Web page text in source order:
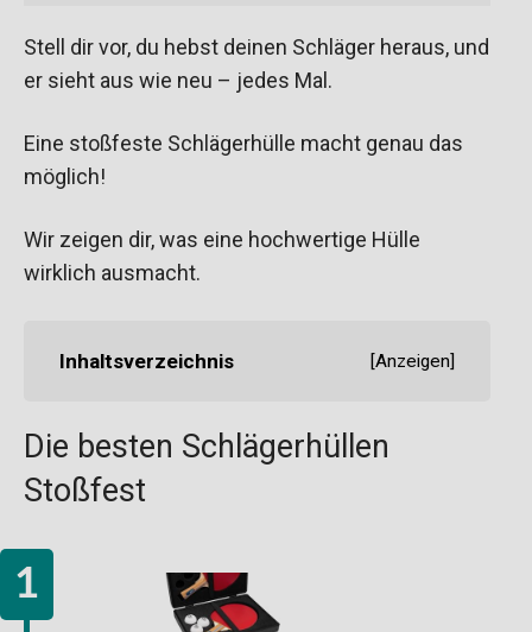
Stell dir vor, du hebst deinen Schläger heraus, und
er sieht aus wie neu – jedes Mal.
Eine stoßfeste Schlägerhülle macht genau das
möglich!
Wir zeigen dir, was eine hochwertige Hülle
wirklich ausmacht.
Inhaltsverzeichnis [Anzeigen]
Die besten Schlägerhüllen
Stoßfest